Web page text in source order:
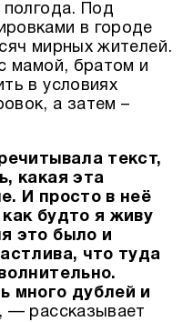
Под
в городе
мирных жителей.
мамой, братом и
в условиях
а затем –
текст,
какая эта
И просто в неё
будто я живу
это было и
что туда
много дублей и
— рассказывает